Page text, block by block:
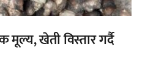
खेती विस्तार गर्दै